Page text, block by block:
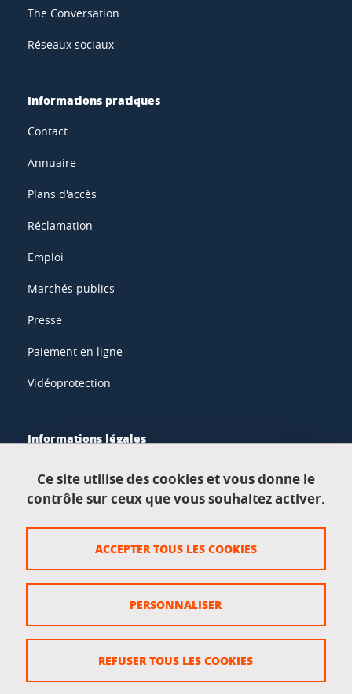
The Conversation
Réseaux sociaux
Informations pratiques
Contact
Annuaire
Plans d'accès
Réclamation
Emploi
Marchés publics
Presse
Paiement en ligne
Vidéoprotection
Informations légales
Données personnelles
Crédits
Gestion des cookies
Accessibilité : non conforme
Ce site utilise des cookies et vous donne le
contrôle sur ceux que vous souhaitez activer.
ACCEPTER TOUS LES COOKIES
REFUSER TOUS LES COOKIES
PERSONNALISER